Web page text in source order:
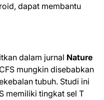
dapat membantu
dalam jurnal Nature
mungkin disebabkan
tubuh. Studi ini
memiliki tingkat sel T